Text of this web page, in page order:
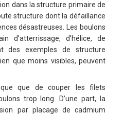
dans la structure primaire de
structure dont la défaillance
désastreuses. Les boulons
d’atterrissage, d’hélice, de
des exemples de structure
que moins visibles, peuvent
que de couper les filets
trop long. D’une part, la
par placage de cadmium